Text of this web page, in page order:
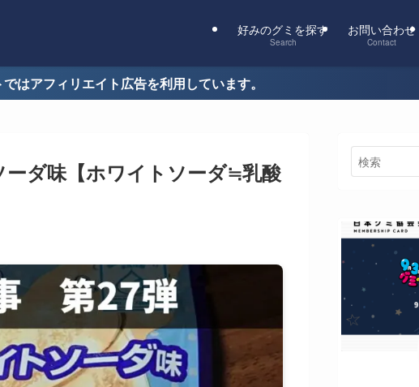
好みのグミを探す
Search
お問い合わせ
Contact
はアフィリエイト広告を利用しています。
ダ味【ホワイトソーダ≒乳酸